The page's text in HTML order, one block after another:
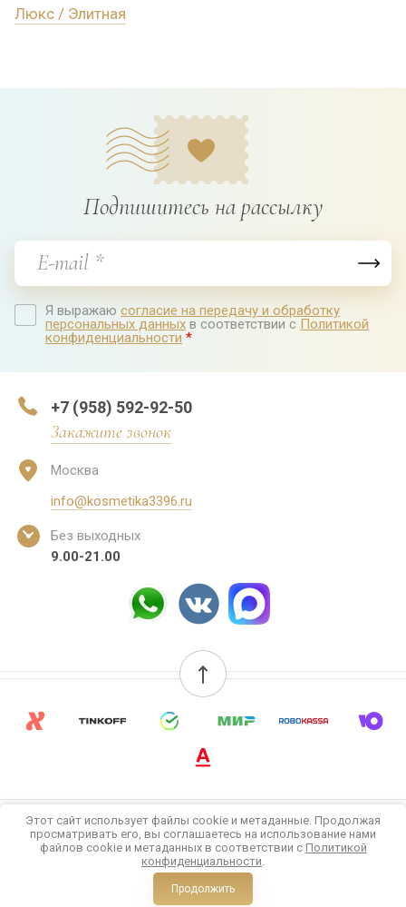
Люкс / Элитная
Сравнение 0
Подпишитесь на рассылку
Я выражаю согласие на передачу и обработку
персональных данных в соответствии с Политикой
конфиденциальности *
+7 (958) 592-92-50
Закажите звонок
Москва
info@kosmetika3396.ru
Без выходных
9.00-21.00
© 2022-2026 Бутик для тела и лица
megagroup.ru
Этот сайт использует файлы cookie и метаданные. Продолжая
просматривать его, вы соглашаетесь на использование нами
файлов cookie и метаданных в соответствии с Политикой
конфиденциальности.
Продолжить